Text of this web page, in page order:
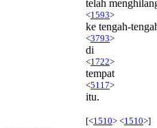
telah
<1593>
ke tengah-
<3793>
di
<1722>
tempat
<5117>
itu.
[<1510> <1510>]